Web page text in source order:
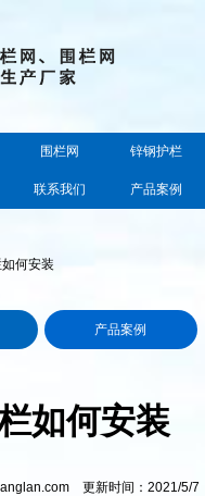
围栏网 锌钢护栏
联系我们 产品案例
何安装
产品案例
如何安装
更新时间：2021/5/7